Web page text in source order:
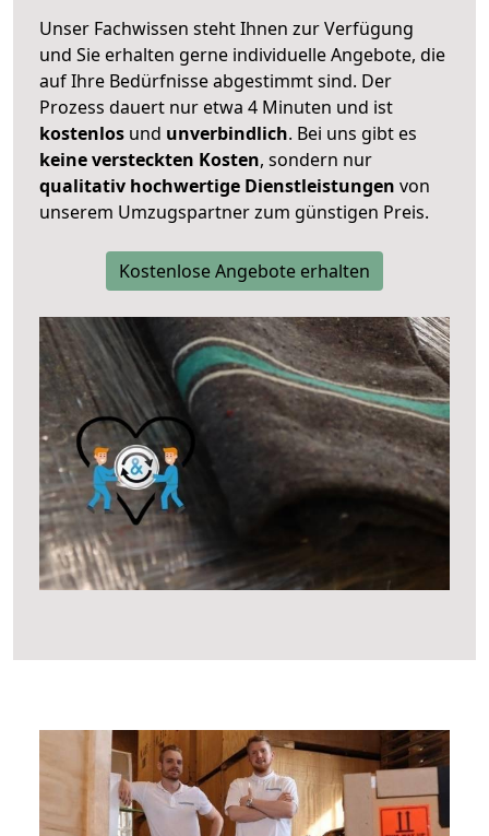
Unser Fachwissen steht Ihnen zur Verfügung
und Sie erhalten gerne individuelle Angebote, die
auf Ihre Bedürfnisse abgestimmt sind. Der
Prozess dauert nur etwa 4 Minuten und ist
kostenlos und unverbindlich. Bei uns gibt es
keine versteckten Kosten, sondern nur
qualitativ hochwertige Dienstleistungen von
unserem Umzugspartner zum günstigen Preis.
Kostenlose Angebote erhalten